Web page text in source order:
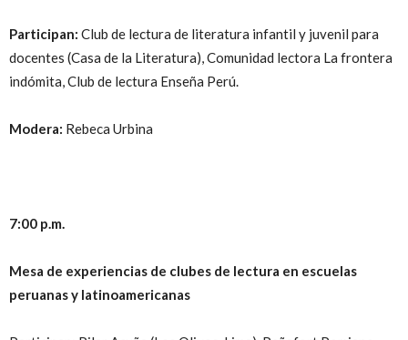
Participan: Club de lectura de literatura infantil y juvenil para
docentes (Casa de la Literatura), Comunidad lectora La frontera
indómita, Club de lectura Enseña Perú.
Modera: Rebeca Urbina
7:00 p.m.
Mesa de experiencias de clubes de lectura en escuelas
peruanas y latinoamericanas